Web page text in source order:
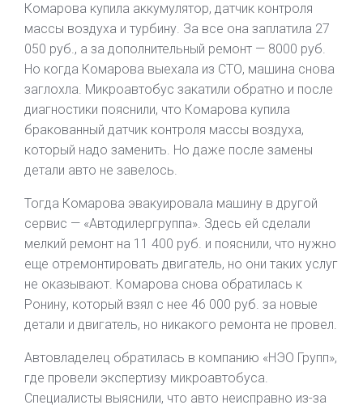
Комарова купила аккумулятор, датчик контроля
массы воздуха и турбину. За все она заплатила 27
050 руб., а за дополнительный ремонт — 8000 руб.
Но когда Комарова выехала из СТО, машина снова
заглохла. Микроавтобус закатили обратно и после
диагностики пояснили, что Комарова купила
бракованный датчик контроля массы воздуха,
который надо заменить. Но даже после замены
детали авто не завелось.
Тогда Комарова эвакуировала машину в другой
сервис — «Автодилергруппа». Здесь ей сделали
мелкий ремонт на 11 400 руб. и пояснили, что нужно
еще отремонтировать двигатель, но они таких услуг
не оказывают. Комарова снова обратилась к
Ронину, который взял с нее 46 000 руб. за новые
детали и двигатель, но никакого ремонта не провел.
Автовладелец обратилась в компанию «НЭО Групп»,
где провели экспертизу микроавтобуса.
Специалисты выяснили, что авто неисправно из-за